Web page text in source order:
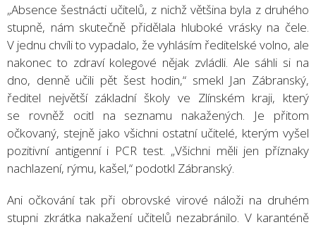
„Absence šestnácti učitelů, z nichž většina byla z druhého
stupně, nám skutečně přidělala hluboké vrásky na čele.
V jednu chvíli to vypadalo, že vyhlásím ředitelské volno, ale
nakonec to zdraví kolegové nějak zvládli. Ale sáhli si na
dno, denně učili pět šest hodin,“ smekl Jan Zábranský,
ředitel největší základní školy ve Zlínském kraji, který
se rovněž ocitl na seznamu nakažených. Je přitom
očkovaný, stejně jako všichni ostatní učitelé, kterým vyšel
pozitivní antigenní i PCR test. „Všichni měli jen příznaky
nachlazení, rýmu, kašel,“ podotkl Zábranský.
Ani očkování tak při obrovské virové náloži na druhém
stupni zkrátka nakažení učitelů nezabránilo. V karanténě